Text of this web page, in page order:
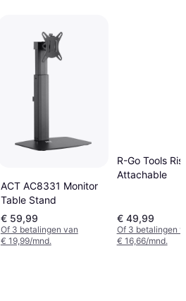
ACT AC8331 Monitor
Table Stand
€ 59,99
Of 3 betalingen van
€ 19,99/mnd.
R-Go Tools
Attachable
€ 49,99
Of 3 betalingen
€ 16,66/mnd.